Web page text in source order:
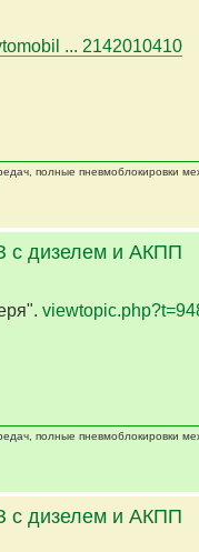
... 2142010410
полные пневмоблокировки
с дизелем и АКПП
полные пневмоблокировки
с дизелем и АКПП